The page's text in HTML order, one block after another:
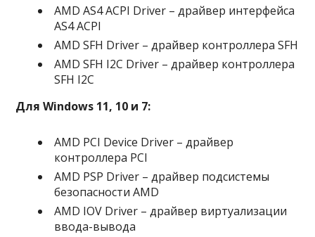
AMD AS4 ACPI Driver – драйвер интерфейса
AS4 ACPI
AMD SFH Driver – драйвер контроллера SFH
AMD SFH I2C Driver – драйвер контроллера
SFH I2C
Для Windows 11, 10 и 7:
AMD PCI Device Driver – драйвер
контроллера PCI
AMD PSP Driver – драйвер подсистемы
безопасности AMD
AMD IOV Driver – драйвер виртуализации
ввода-вывода